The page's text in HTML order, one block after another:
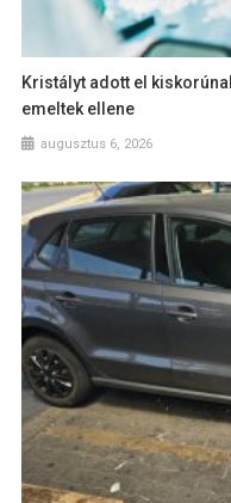
Kristályt adott el
emeltek ellene
augusztus 6, 2026